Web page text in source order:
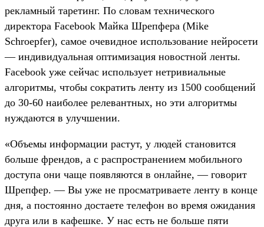
рекламный таретинг. По словам технического
директора Facebook Майка Шрепфера (Mike
Schroepfer), самое очевидное использование нейросети
— индивидуальная оптимизация новостной ленты.
Facebook уже сейчас использует нетривиальные
алгоритмы, чтобы сократить ленту из 1500 сообщений
до 30-60 наиболее релевантных, но эти алгоритмы
нуждаются в улучшении.
«Объемы информации растут, у людей становится
больше френдов, а с распространением мобильного
доступа они чаще появляются в онлайне, — говорит
Шрепфер. — Вы уже не просматриваете ленту в конце
дня, а постоянно достаете телефон во время ожидания
друга или в кафешке. У нас есть не больше пяти